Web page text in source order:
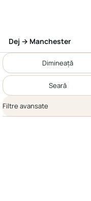
Dej → Manchester
Dimineață
Seară
Filtre avansate